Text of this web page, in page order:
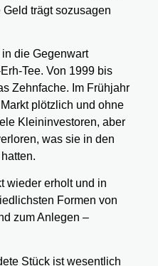
trägt sozusagen
die Gegenwart
Tee. Von 1999 bis
Zehnfache. Im Frühjahr
plötzlich und ohne
Kleininvestoren, aber
was sie in den
wieder erholt und in
Formen von
zum Anlegen –
Stück ist wesentlich